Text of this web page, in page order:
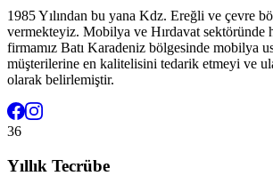
1985 Yılından bu yana Kdz. Ereğli ve çevre
vermekteyiz. Mobilya ve Hırdavat sektöründe
firmamız Batı Karadeniz bölgesinde mobilya
müşterilerine en kalitelisini tedarik etmeyi ve
olarak belirlemiştir.
36
Yıllık Tecrübe